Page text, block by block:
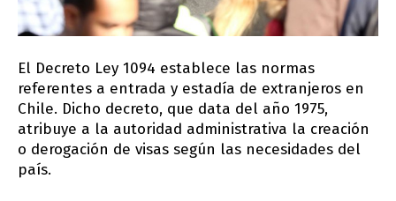
El Decreto Ley 1094 establece las normas
referentes a entrada y estadía de extranjeros en
Chile. Dicho decreto, que data del año 1975,
atribuye a la autoridad administrativa la creación
o derogación de visas según las necesidades del
país.